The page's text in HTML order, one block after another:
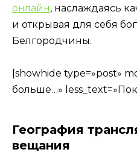
онлайн, наслаждаясь
и открывая для себя
Белгородчины.
[showhide type=»post»
больше…»
География
вещания